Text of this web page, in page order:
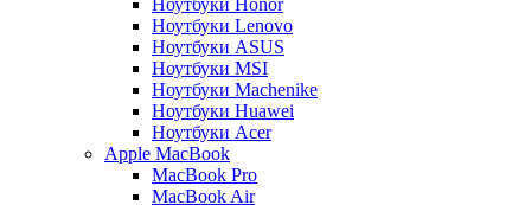
Ноутбуки Honor
Ноутбуки Lenovo
Ноутбуки ASUS
Ноутбуки MSI
Ноутбуки Machenike
Ноутбуки Huawei
Ноутбуки Acer
Apple MacBook
MacBook Pro
MacBook Air